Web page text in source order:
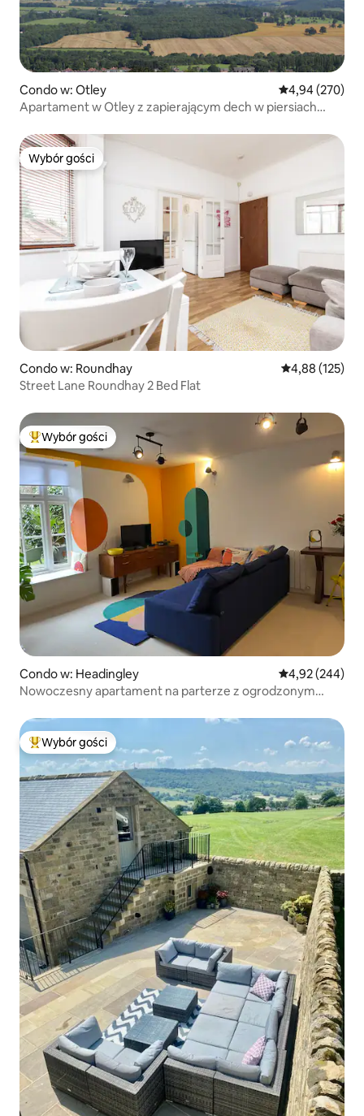
Condo w: Otley Średnia
4,94 (270)
Apartament w Otley z zapierającym dech w piersiach
Wybór gości
Wybór gości
Condo w: Roundhay Średnia
4,88 (125)
Street Lane Roundhay 2 Bed Flat
Najpopularniejsze z kategorii Wybór gości
Wybór gości
Condo w: Headingley Średnia
4,92 (244)
Nowoczesny apartament na parterze z ogrodzonym
Najpopularniejsze z kategorii Wybór gości
Wybór gości